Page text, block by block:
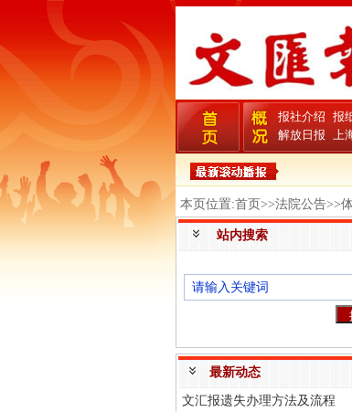
报社介绍 报
解放日报 上
本页位置:首页>>法院公告>>
站内搜索
最新动态
文汇报遗失办理方法及流程